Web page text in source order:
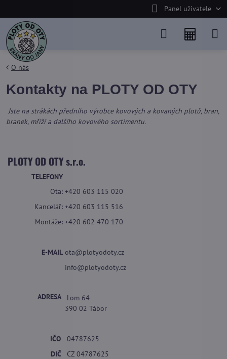
Panel uživatele
O nás
Kontakty na PLOTY OD OTY
Jste na strákách předního výrobce kovových a kovaných plotů, bran,
branek, mříží a dalšího kovového sortimentu.
PLOTY OD OTY s.r.o.
TELEFONY
Ota: +420 603 115 020
Kancelář: +420 603 115 516
Montáže: +420 602 470 170
E-MAIL ota@plotyodoty.cz
info@plotyodoty.cz
ADRESA
Lom 64
390 02 Tábor
IČO
04787625
DIČ
CZ 04787625